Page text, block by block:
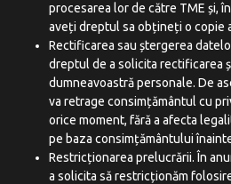
procesarea lor de către TME și,
aveți dreptul sa obțineți o copie
Rectificarea sau ștergerea
dreptul de a solicita rectificarea
dumneavoastră personale. De
va retrage consimțământul cu
orice moment, fără a afecta
pe baza consimțământului
Restricționarea prelucrării. În
a solicita să restricționăm